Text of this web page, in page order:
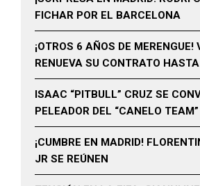
FICHAR POR EL BARCELONA
¡OTROS 6 AÑOS DE MERENGUE!
RENUEVA SU CONTRATO
ISAAC “PITBULL” CRUZ SE
PELEADOR DEL “CANELO TEAM”
¡CUMBRE EN MADRID!
JR SE REÚNEN